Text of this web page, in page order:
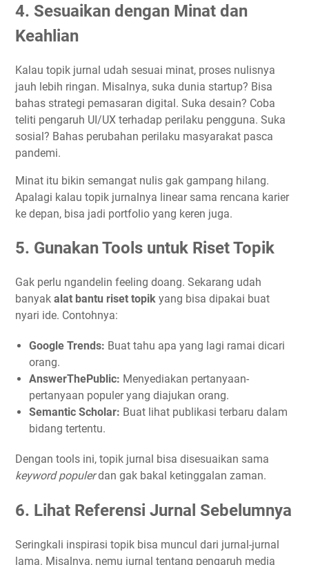
4. Sesuaikan dengan Minat dan
Keahlian
Kalau topik jurnal udah sesuai minat, proses nulisnya
jauh lebih ringan. Misalnya, suka dunia startup? Bisa
bahas strategi pemasaran digital. Suka desain? Coba
teliti pengaruh UI/UX terhadap perilaku pengguna. Suka
sosial? Bahas perubahan perilaku masyarakat pasca
pandemi.
Minat itu bikin semangat nulis gak gampang hilang.
Apalagi kalau topik jurnalnya linear sama rencana karier
ke depan, bisa jadi portfolio yang keren juga.
5. Gunakan Tools untuk Riset Topik
Gak perlu ngandelin feeling doang. Sekarang udah
banyak alat bantu riset topik yang bisa dipakai buat
nyari ide. Contohnya:
Google Trends: Buat tahu apa yang lagi ramai dicari
orang.
AnswerThePublic: Menyediakan pertanyaan-
pertanyaan populer yang diajukan orang.
Semantic Scholar: Buat lihat publikasi terbaru dalam
bidang tertentu.
Dengan tools ini, topik jurnal bisa disesuaikan sama
keyword populerdan gak bakal ketinggalan zaman.
6. Lihat Referensi Jurnal Sebelumnya
Seringkali inspirasi topik bisa muncul dari jurnal-jurnal
lama. Misalnya, nemu jurnal tentang pengaruh media